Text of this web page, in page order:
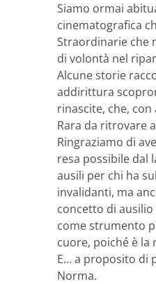
Siamo ormai
cinematografica
Straordinarie che
di volontà nel
Alcune storie
addirittura
rinascite, che,
Rara da ritrovare
Ringraziamo di
resa possibile dal
ausili per chi ha
invalidanti, ma
concetto di ausilio
come strumento
cuore, poiché è la
E… a proposito di
Norma.